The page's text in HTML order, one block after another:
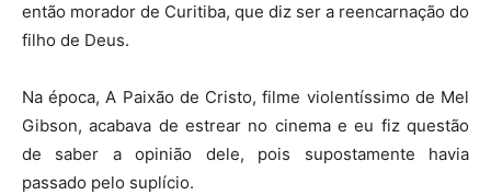
então morador de Curitiba, que diz ser a reencarnação do
filho de Deus.
Na época, A Paixão de Cristo, filme violentíssimo de Mel
Gibson, acabava de estrear no cinema e eu fiz questão
de saber a opinião dele, pois supostamente havia
passado pelo suplício.